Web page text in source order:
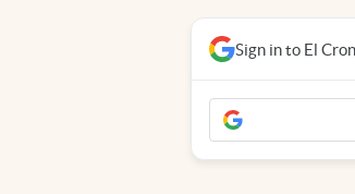
Sign in to El